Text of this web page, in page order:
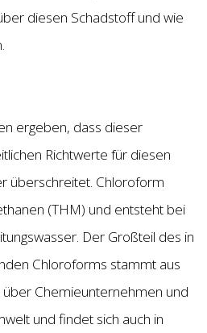
diesen Schadstoff und wie
ergeben, dass dieser
Richtwerte für diesen
überschreitet. Chloroform
(THM) und entsteht bei
Der Großteil des in
Chloroforms stammt aus
über Chemieunternehmen und
und findet sich auch in